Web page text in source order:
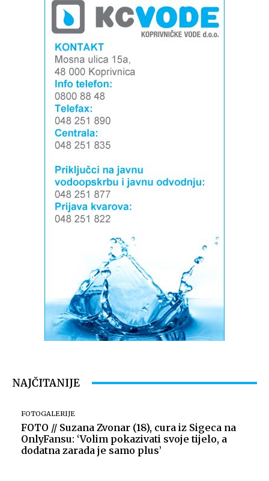
NAJČITANIJE
FOTOGALERIJE
FOTO // Suzana Zvonar (18), cura iz Sigeca na
OnlyFansu: ‘Volim pokazivati svoje tijelo, a
dodatna zarada je samo plus’